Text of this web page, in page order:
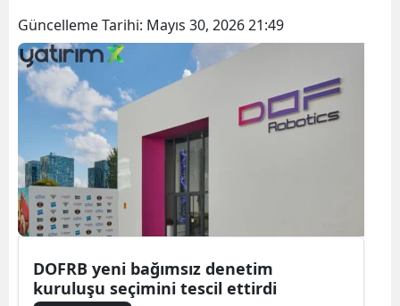
Güncelleme Tarihi: Mayıs 30, 2026 21:49
DOFRB yeni bağımsız denetim
kuruluşu seçimini tescil ettirdi